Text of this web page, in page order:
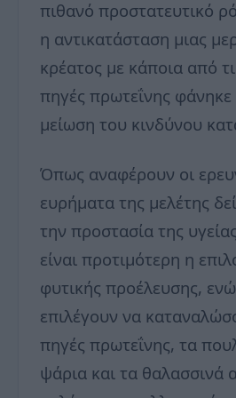
πιθανό προστατευτικό
η αντικατάσταση μιας
κρέατος με κάποια από
πηγές πρωτεΐνης φάνηκε
μείωση του κινδύνου
Όπως αναφέρουν οι
ευρήματα της μελέτης
την προστασία της
είναι προτιμότερη η
φυτικής προέλευσης,
επιλέγουν να
πηγές πρωτεΐνης, τα
ψάρια και τα θαλασσινά